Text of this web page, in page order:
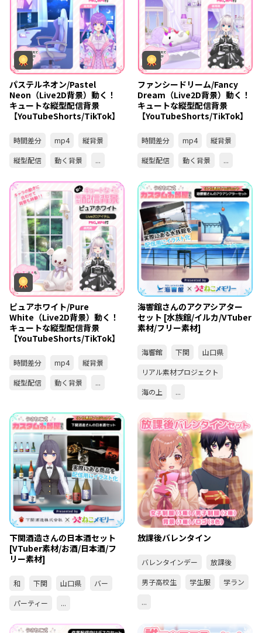
パステルネオン/Pastel
Neon（Live2D背景）動く！
キュートな縦型配信背景
【YouTubeShorts/TikTok】
時間差分 mp4
縦背景
縦型配信
動く背景 ...
ファンシードリーム/Fancy
Dream（Live2D背景）動く！
キュートな縦型配信背景
【YouTubeShorts/TikTok】
時間差分 mp4
縦背景
縦型配信
動く背景 ...
ピュアホワイト/Pure
White（Live2D背景）動く！
キュートな縦型配信背景
【YouTubeShorts/TikTok】
時間差分 mp4
縦背景
縦型配信
動く背景 ...
海響館さんのアクアシアター
セット [水族館/イルカ/VTuber
素材/フリー素材]
海響館 下関
山口県
リアル素材プロジェクト
海の上
...
下関酒造さんの日本酒セット
[VTuber素材/お酒/日本酒/フ
リー素材]
和 下関 山口県
バー
パーティー
...
放課後バレンタイン
バレンタインデー
放課後
男子高校生
学生服
学ラン
...